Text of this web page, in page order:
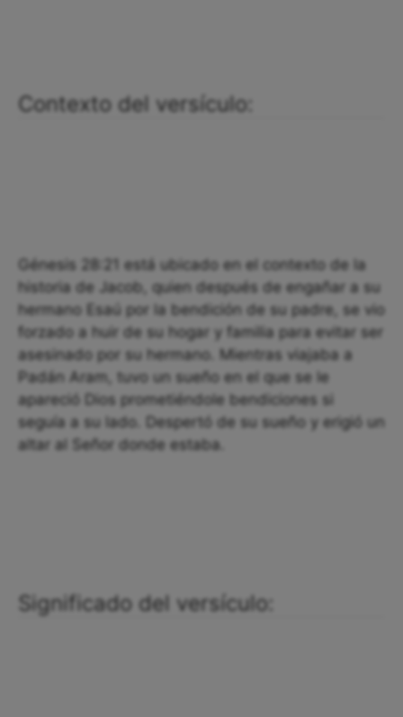
Contexto del versículo:
Génesis 28:21 está ubicado en el contexto de la
historia de Jacob, quien después de engañar a su
hermano Esaú por la bendición de su padre, se vio
forzado a huir de su hogar y familia para evitar ser
asesinado por su hermano. Mientras viajaba a
Padán Aram, tuvo un sueño en el que se le
apareció Dios prometiéndole bendiciones si
seguía a su lado. Despertó de su sueño y erigió un
altar al Señor donde estaba.
Significado del versículo: